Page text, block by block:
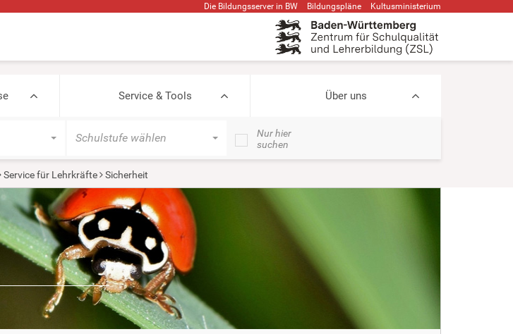
Die Bildungsserver in BW Bildungspläne Kultusministerium
Service & Tools Über uns
Schulstufe wählen
Nur hier
suchen
Service für Lehrkräfte Sicherheit